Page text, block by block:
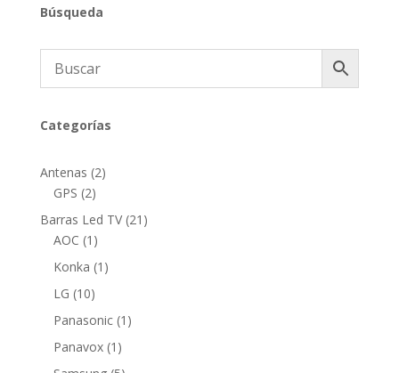
Búsqueda
Categorías
Antenas 22
GPS 22
productos
Barras Led TV 21 21
AOC 1 1
producto
Konka 1 1
LG 1010
productos
Panasonic 1 1
Panavox 1 1
producto